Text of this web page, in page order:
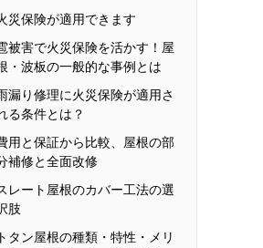
災保険が適用できます
被害で火災保険を活かす！屋
・波板の一般的な事例とは
漏り修理に火災保険が適用さ
る条件とは？
用と保証から比較、屋根の部
補修と全面改修
レート屋根のカバー工法の選
肢
トタン屋根の種類・特性・メリ